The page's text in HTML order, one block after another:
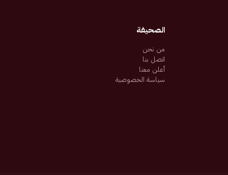
الصحيفة
من نحن
اتصل بنا
أعلن معنا
سياسة الخصوصية